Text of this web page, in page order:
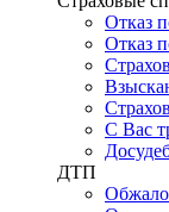
Отказ
Отказ
С Вас
ДТП